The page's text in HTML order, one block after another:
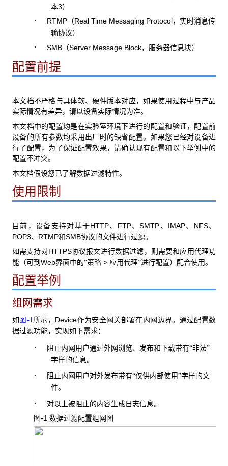
本3）
· RTMP（Real Time Messaging Protocol，实时消息传
输协议）
· SMB（Server Message Block，服务器信息块）
配置前提
本文档不严格与具体软、硬件版本对应，如果使用过程中与产品
实际情况有差异，请以设备实际情况为准。
本文档中的配置均是在实验室环境下进行的配置和验证，配置前
设备的所有参数均采用出厂时的缺省配置。如果您已经对设备进
行了配置，为了保证配置效果，请确认现有配置和以下举例中的
配置不冲突。
本文档假设您已了解数据过滤特性。
使用限制
目前，设备支持对基于HTTP、 FTP、SMTP 、 IMAP、 NFS、
POP3、 RTMP和SMB协议的文件进行过滤。
如需支持对HTTPS协议报文进行数据过滤，则需要和应用代理功
能（可到 Web界面中的“策略 > 应用代理”进行配置）配合使用。
配置举例
组网需求
如 图-1 所示， Device作为安全网关部署在内网边界。通过配置数
据过滤功能，实现如下需求：
·
阻止内网用户通过外网浏览、发布和下载带有“非法”
字样的信息。
·
阻止内网用户对外发布带有“仅供内部使用”字样的文
件。
· 对以上被阻止的内容生成日志信息。
图-1 数据过滤配置组网图